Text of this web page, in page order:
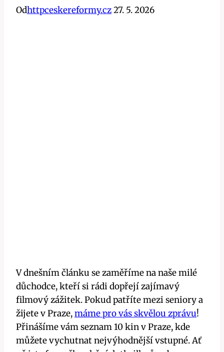
Odhttpceskereformy.cz27. 5. 2026
V dnešním článku se zaměříme na naše milé
důchodce, kteří si rádi dopřejí zajímavý
filmový zážitek. Pokud patříte mezi seniory a
žijete v Praze,máme pro vás skvělou zprávu!
Přinášíme vám seznam 10 kin v Praze, kde
můžete vychutnat nejvýhodnější vstupné. Ať